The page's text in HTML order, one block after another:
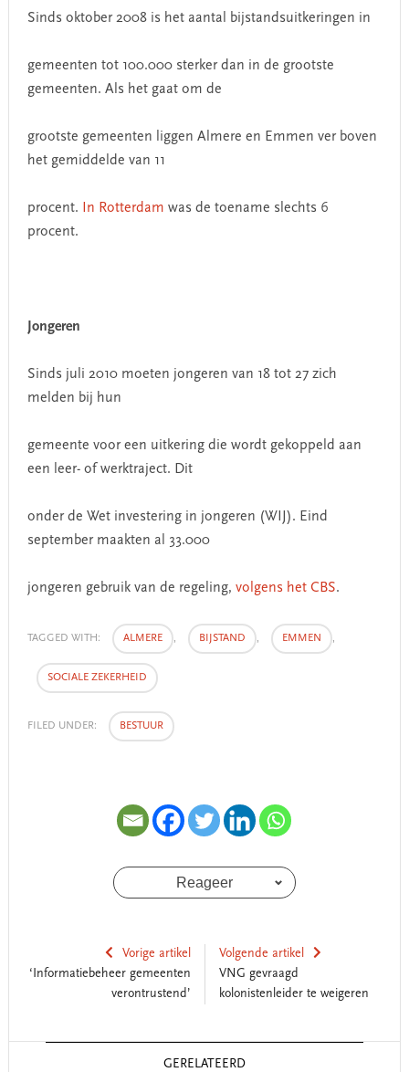
Sinds oktober 2008 is het aantal bijstandsuitkeringen in
gemeenten tot 100.000 sterker dan in de grootste
gemeenten. Als het gaat om de
grootste gemeenten liggen Almere en Emmen ver boven
het gemiddelde van 11
procent. In Rotterdam was de toename slechts 6
procent.
Jongeren
Sinds juli 2010 moeten jongeren van 18 tot 27 zich
melden bij hun
gemeente voor een uitkering die wordt gekoppeld aan
een leer- of werktraject. Dit
onder de Wet investering in jongeren (WIJ). Eind
september maakten al 33.000
jongeren gebruik van de regeling, volgens het CBS.
TAGGED WITH: ALMERE , BIJSTAND , EMMEN ,
SOCIALE ZEKERHEID
FILED UNDER: BESTUUR
Reageer
Vorige artikel
‘Informatiebeheer gemeenten
verontrustend’
Volgende artikel
VNG gevraagd
kolonistenleider te weigeren
GERELATEERD